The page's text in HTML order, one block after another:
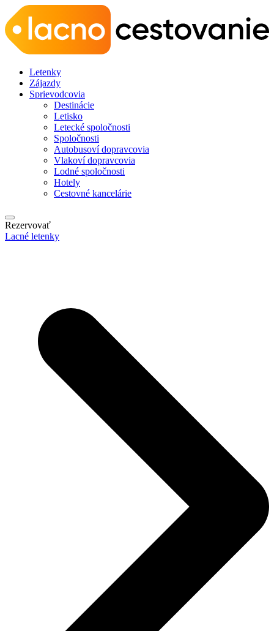
Letenky
Zájazdy
Sprievodcovia
Destinácie
Letisko
Letecké spoločnosti
Spoločnosti
Autobusoví dopravcovia
Vlakoví dopravcovia
Lodné spoločnosti
Hotely
Cestovné kancelárie
Rezervovať
Lacné letenky